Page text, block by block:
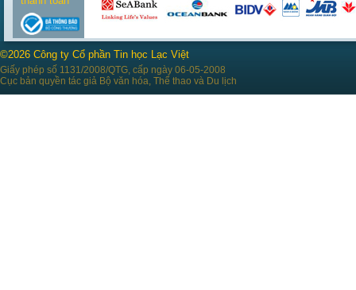
©2026 Công ty Cổ phần Tin học Lạc Việt
Giấy phép số 1131/2008/QTG, cấp ngày 06-05-2008
Cục bản quyền tác giả Bộ văn hóa, Thể thao và Du lịch